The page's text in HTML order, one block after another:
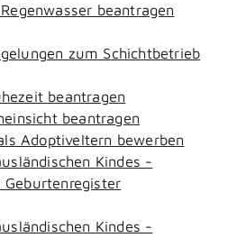
beantragen
zum Schichtbetrieb
beantragen
beantragen
Adoptiveltern bewerben
Kindes -
Kindes -